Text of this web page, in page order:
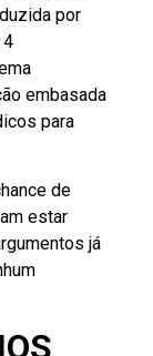
por
4
embasada
para
de
estar
já